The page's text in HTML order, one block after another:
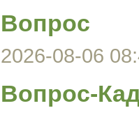
Вопрос
2026-08-06
Вопрос-